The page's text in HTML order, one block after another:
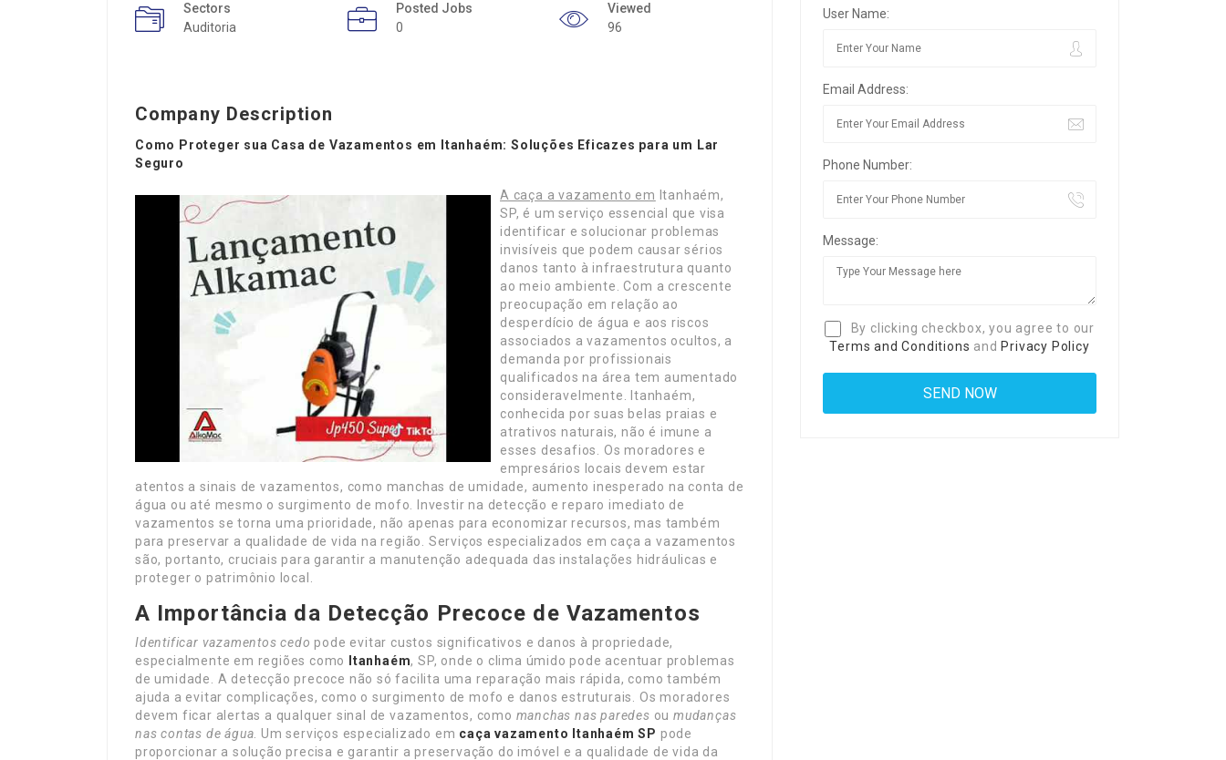
Sectors
Auditoria
Posted Jobs
0
Viewed
96
Company Description
Como Proteger sua Casa de Vazamentos em Itanhaém: Soluções Eficazes para um Lar
Seguro
A caça a vazamento em Itanhaém,
SP, é um serviço essencial que visa
identificar e solucionar problemas
invisíveis que podem causar sérios
danos tanto à infraestrutura quanto
ao meio ambiente. Com a crescente
preocupação em relação ao
desperdício de água e aos riscos
associados a vazamentos ocultos, a
demanda por profissionais
qualificados na área tem aumentado
consideravelmente. Itanhaém,
conhecida por suas belas praias e
atrativos naturais, não é imune a
esses desafios. Os moradores e
empresários locais devem estar
atentos a sinais de vazamentos, como manchas de umidade, aumento inesperado na conta de
água ou até mesmo o surgimento de mofo. Investir na detecção e reparo imediato de
vazamentos se torna uma prioridade, não apenas para economizar recursos, mas também
para preservar a qualidade de vida na região. Serviços especializados em caça a vazamentos
são, portanto, cruciais para garantir a manutenção adequada das instalações hidráulicas e
proteger o patrimônio local.
A Importância da Detecção Precoce de Vazamentos
Identificar vazamentos cedo pode evitar custos significativos e danos à propriedade,
especialmente em regiões como
Itanhaém, SP, onde o clima úmido pode acentuar problemas
de umidade. A detecção precoce não só facilita uma reparação mais rápida, como também
ajuda a evitar complicações, como o surgimento de mofo e danos estruturais. Os moradores
devem ficar alertas a qualquer sinal de vazamentos, como manchas nas paredes oumudanças
nas contas de água . Um serviços especializado em caça vazamento Itanhaém SP pode
proporcionar a solução precisa e garantir a preservação do imóvel e a qualidade de vida da
User Name:
Email Address:
Phone Number:
Message:
By clicking checkbox, you agree to our
Terms and Conditions and Privacy Policy